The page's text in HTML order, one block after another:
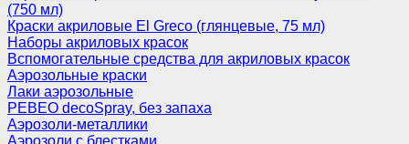
(750 мл)
Краски акриловые El Greco (глянцевые, 75 мл)
Наборы акриловых красок
Вспомогательные средства для акриловых красок
Аэрозольные краски
Лаки аэрозольные
PEBEO decoSpray, без запаха
Аэрозоли-металлики
Аэрозоли с блестками